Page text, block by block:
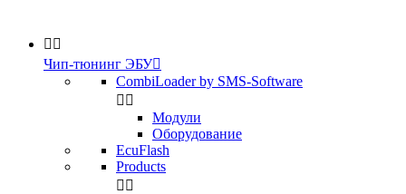
 
Чип-тюнинг ЭБУ
CombiLoader by SMS-Software
 
Модули
Оборудование
EcuFlash
Products
 